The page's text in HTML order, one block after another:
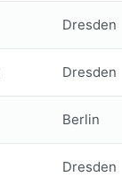
Dresden
Dresden
Berlin
Dresden